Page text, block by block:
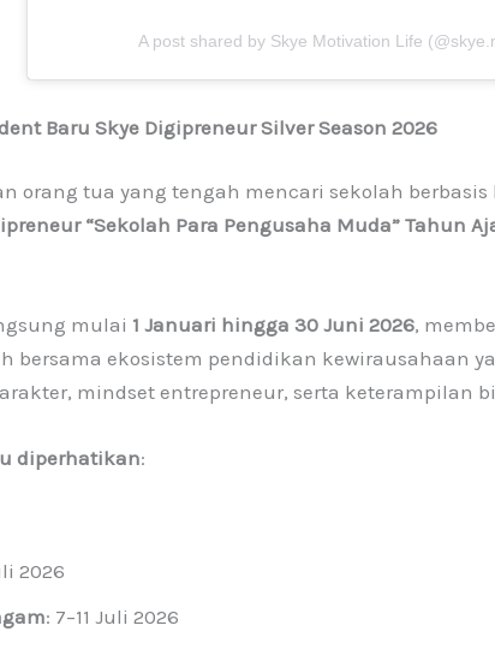
A post shared by Skye Motivation Life
Baru Skye Digipreneur Silver Season 2026
orang tua yang tengah mencari sekolah
“Sekolah Para Pengusaha Muda” Tahun
mulai 1 Januari hingga 30 Juni 2026,
bersama ekosistem pendidikan kewirausahaan
mindset entrepreneur, serta keterampilan
diperhatikan:
2026
: 7–11 Juli 2026